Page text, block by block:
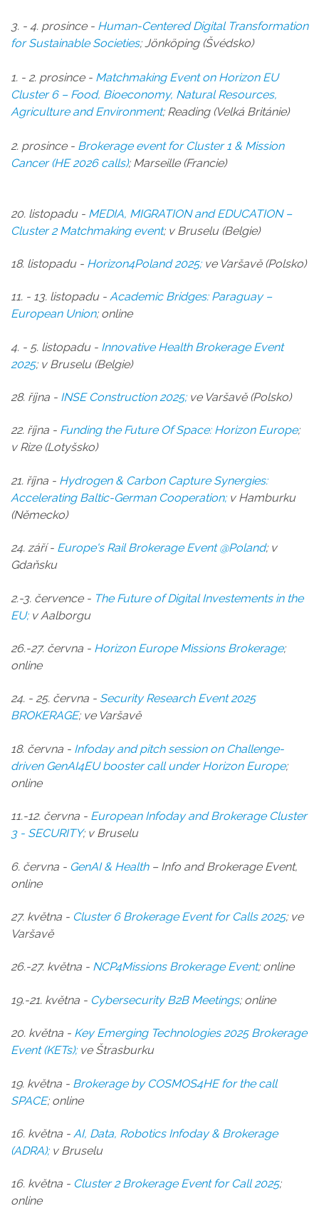
3. - 4. prosince - Human-Centered Digital Transformation
for Sustainable Societies;Jönköping (Švédsko)
1. - 2. prosince - Matchmaking Event on Horizon EU
Cluster 6 – Food, Bioeconomy, Natural Resources,
Agriculture and Environment; Reading (Velká Británie)
2. prosince - Brokerage event for Cluster 1 & Mission
Cancer (HE 2026 calls); Marseille (Francie)
20. listopadu - MEDIA, MIGRATION and EDUCATION –
Cluster 2 Matchmaking event; v Bruselu (Belgie)
18. listopadu - Horizon4Poland 2025;ve Varšavě (Polsko)
11. - 13. listopadu - Academic Bridges: Paraguay –
European Union; online
4. - 5. listopadu - Innovative Health Brokerage Event
2025; v Bruselu (Belgie)
28. října - INSE Construction 2025;ve Varšavě (Polsko)
22. října - Funding the Future Of Space: Horizon Europe;
v Rize (Lotyšsko)
21. října - Hydrogen & Carbon Capture Synergies:
Accelerating Baltic-German Cooperation; v Hamburku
(Německo)
24. září - Europe's Rail Brokerage Event @Poland; v
Gdaňsku
2.-3. července - The Future of Digital Investements in the
EU; v Aalborgu
26.-27. června - Horizon Europe Missions Brokerage;
online
24. - 25. června - Security Research Event 2025
BROKERAGE; ve Varšavě
18. června - Infoday and pitch sessionon Challenge-
driven GenAI4EU booster call under Horizon Europe;
online
11.-12. června - European Infoday and Brokerage Cluster
3 - SECURITY; v Bruselu
6. června - GenAI & Health– Info and Brokerage Event,
online
27. května - Cluster 6 Brokerage Event for Calls 2025; ve
Varšavě
26.-27. května - NCP4Missions Brokerage Event; online
19.-21. května - Cybersecurity B2B Meetings; online
20. května - Key Emerging Technologies 2025 Brokerage
Event (KETs); ve Štrasburku
19. května - Brokerage by COSMOS4HE for the call
SPACE; online
16. května - AI, Data, Robotics Infoday & Brokerage
(ADRA);v Bruselu
16. května - Cluster 2 Brokerage Event for Call 2025;
online